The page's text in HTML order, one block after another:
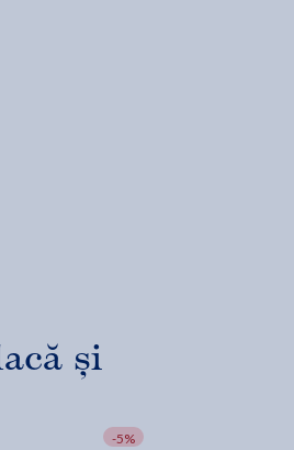
și
-5%